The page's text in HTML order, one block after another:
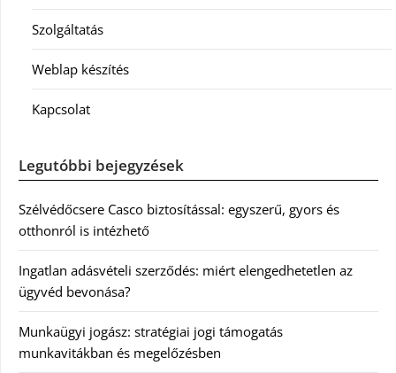
Szolgáltatás
Weblap készítés
Kapcsolat
Legutóbbi bejegyzések
Szélvédőcsere Casco biztosítással: egyszerű, gyors és
otthonról is intézhető
Ingatlan adásvételi szerződés: miért elengedhetetlen az
ügyvéd bevonása?
Munkaügyi jogász: stratégiai jogi támogatás
munkavitákban és megelőzésben